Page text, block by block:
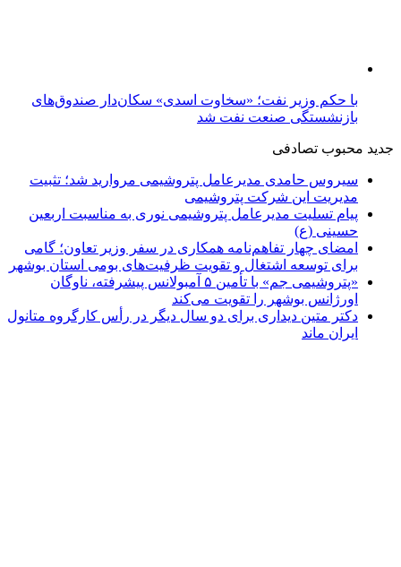
با حکم وزیر نفت؛ «سخاوت اسدی» سکان‌دار صندوق‌های
بازنشستگی صنعت نفت شد
جدید محبوب تصادفی
سیروس حامدی مدیرعامل پتروشیمی مروارید شد؛ تثبیت
مدیریت این شرکت پتروشیمی
پیام تسلیت مدیرعامل پتروشیمی نوری به مناسبت اربعین
حسینی (ع)
امضای چهار تفاهم‌نامه همکاری در سفر وزیر تعاون؛ گامی
برای توسعه اشتغال و تقویت ظرفیت‌های بومی استان بوشهر
«پتروشیمی جم» با تأمین ۵ آمبولانس پیشرفته، ناوگان
اورژانس بوشهر را تقویت می‌کند
دکتر متین دیداری برای دو سال دیگر در رأس کارگروه متانول
ایران ماند